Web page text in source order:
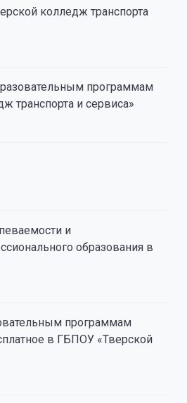
колледж транспорта
программам
транспорта и сервиса»
и
образования в
программам
в ГБПОУ «Тверской